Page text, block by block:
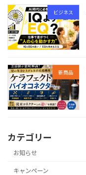
ビジネス
新商品
カテゴリー
お知らせ
キャンペーン